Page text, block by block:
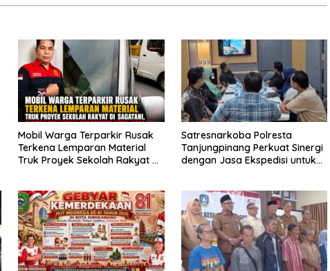
Mobil Warga Terparkir Rusak
Terkena Lemparan Material
Truk Proyek Sekolah Rakyat di
Satresnarkoba Polresta
Tanjungpinang Perkuat Sinergi
dengan Jasa Ekspedisi untuk